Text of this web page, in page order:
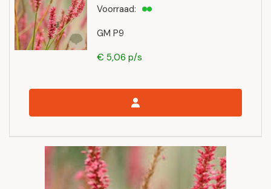
GM P9
Voorraad:
€ 5,06 p/s